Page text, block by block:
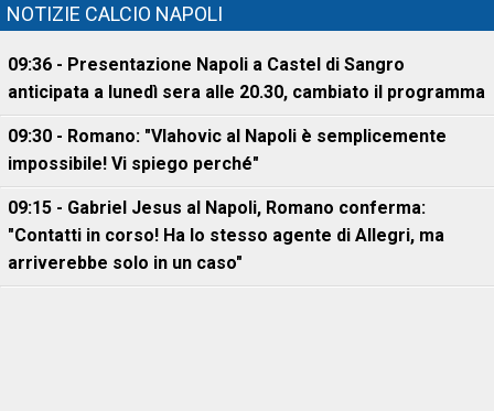
NOTIZIE CALCIO NAPOLI
09:36 - Presentazione Napoli a Castel di Sangro
anticipata a lunedì sera alle 20.30, cambiato il programma
09:30 - Romano: "Vlahovic al Napoli è semplicemente
impossibile! Vi spiego perché"
09:15 - Gabriel Jesus al Napoli, Romano conferma:
"Contatti in corso! Ha lo stesso agente di Allegri, ma
arriverebbe solo in un caso"